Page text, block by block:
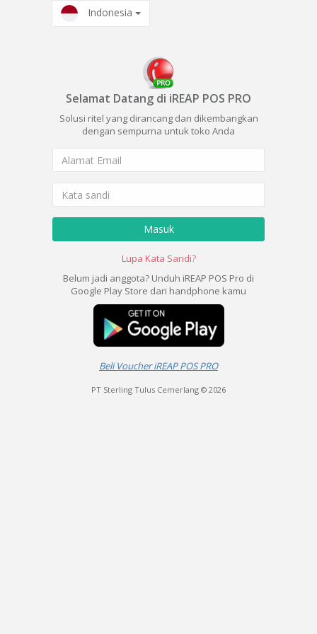
Indonesia
Selamat Datang di iREAP POS PRO
Solusi ritel yang dirancang dan dikembangkan
dengan sempurna untuk toko Anda
Masuk
Lupa Kata Sandi?
Belum jadi anggota? Unduh iREAP POS Pro di
Google Play Store dari handphone kamu
Beli Voucher iREAP POS PRO
PT Sterling Tulus Cemerlang © 2026